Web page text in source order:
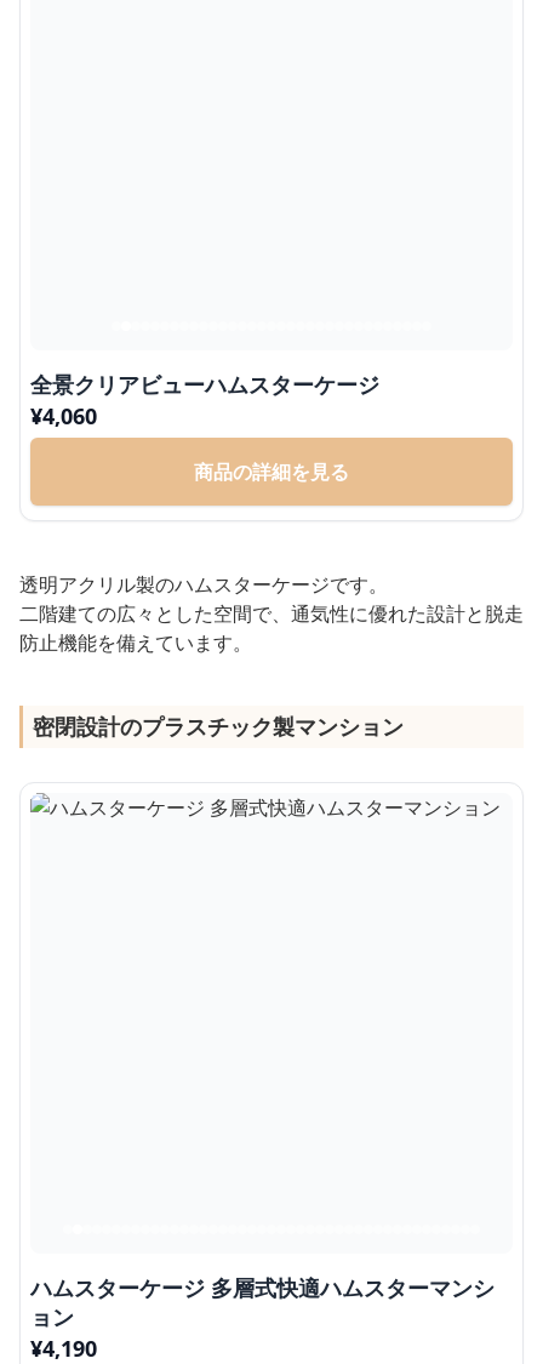
全景クリアビューハムスターケージ
¥4,060
商品の詳細を見る
透明アクリル製のハムスターケージです。
二階建ての広々とした空間で、通気性に優れた設計と脱走
防止機能を備えています。
密閉設計のプラスチック製マンション
ハムスターケージ 多層式快適ハムスターマンシ
ョン
¥4,190